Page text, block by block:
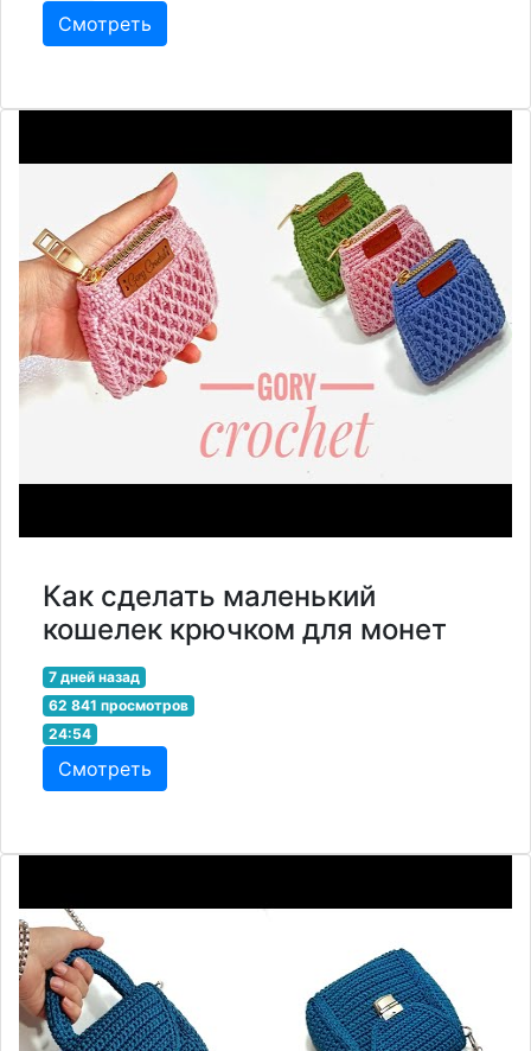
Смотреть
Как сделать маленький
кошелек крючком для монет
7 дней назад
62 841 просмотров
24:54
Смотреть